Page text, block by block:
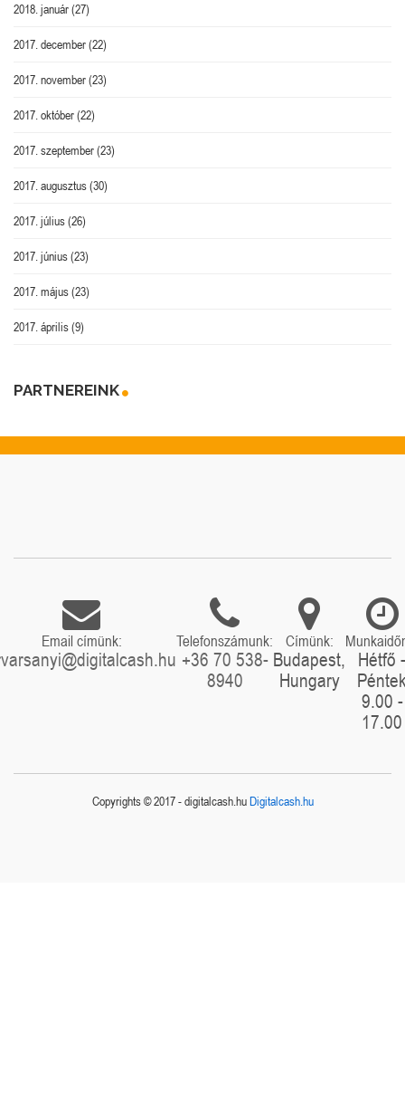
2018. január(27)
2017. december(22)
2017. november(23)
2017. október(22)
2017. szeptember(23)
2017. augusztus(30)
2017. július(26)
2017. június(23)
2017. május(23)
2017. április(9)
PARTNEREINK
Email címünk: Telefonszámunk:
+36 70 538-
8940
Címünk:
Budapest,
Hungary
Hétfő -
9.00 -
17.00
Copyrights © 2017 - digitalcash.huDigitalcash.hu